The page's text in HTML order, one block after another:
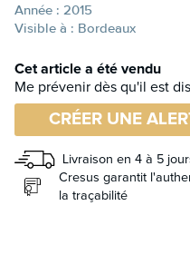
Année : 2015
Visible à : Bordeaux
Cet article a été vendu
Me prévenir dès qu'il est
CRÉER UNE
Livraison en 4 à 5
Cresus garantit
la traçabilité